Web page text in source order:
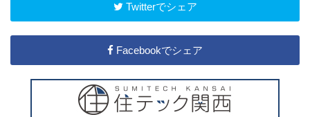
Twitterでシェア
Facebookでシェア